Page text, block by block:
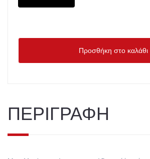
Προσθήκη στο καλάθι
ΠΕΡΙΓΡΑΦΗ